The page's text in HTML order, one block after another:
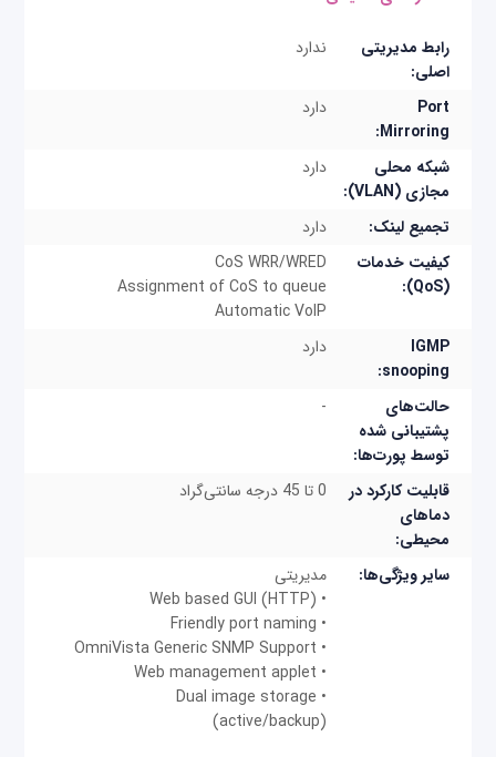
رابط مدیریتی
اصلی:
ندارد
Port
Mirroring:
دارد
شبکه محلی
مجازی (VLAN):
دارد
تجمیع لینک:
دارد
کیفیت خدمات
(QoS):
CoS WRR/WRED
Assignment of CoS to queue
Automatic VoIP
IGMP
snooping:
دارد
حالت‌های
پشتیبانی شده
توسط پورت‌ها:
-
قابلیت کارکرد در
دماهای
محیطی:
0 تا 45 درجه سانتی‌گراد
سایر ویژگی‌ها:
مدیریتی
• Web based GUI (HTTP)
• Friendly port naming
• OmniVista Generic SNMP Support
• Web management applet
• Dual image storage
(active/backup)